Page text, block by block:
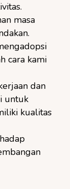
masa
cara kami
dan
untuk
kualitas